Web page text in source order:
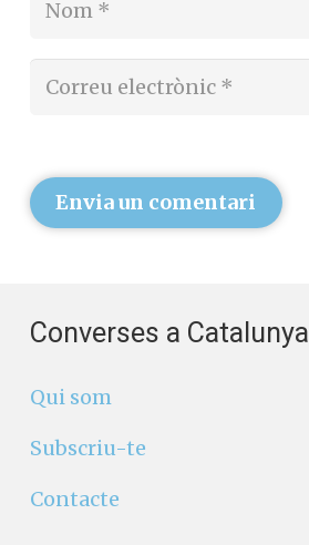
Envia un comentari
Converses a Catalunya
Qui som
Subscriu-te
Contacte